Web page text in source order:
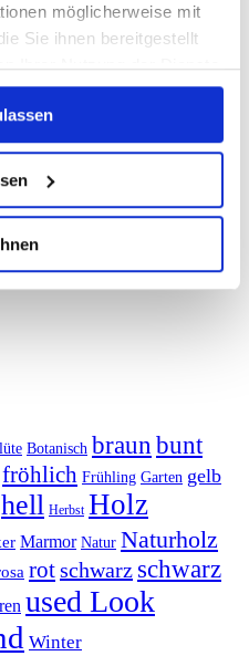
möglicherweise mit
Sie ihnen bereitgestellt
Ihrer Nutzung der Dienste
Botanisch braun bunt
fröhlich Frühling Garten gelb
hell Herbst Holz
Marmor Natur Naturholz
rotschwarz schwarz
used Look
Winter